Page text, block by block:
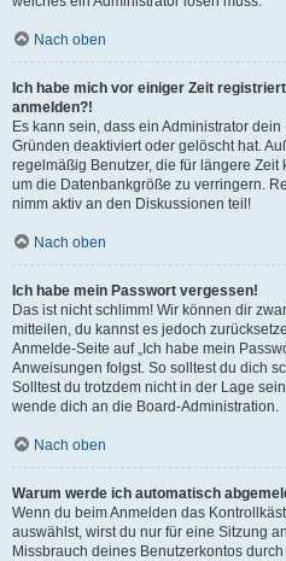
Nach oben
Ich habe mich vor einiger Zeit
anmelden?!
Es kann sein, dass ein Administrator
Gründen deaktiviert oder gelöscht hat.
regelmäßig Benutzer, die für längere
um die Datenbankgröße zu verringern.
nimm aktiv an den Diskussionen teil!
Nach oben
Ich habe mein Passwort vergessen!
Das ist nicht schlimm! Wir können dir
mitteilen, du kannst es jedoch
Anmelde-Seite auf „Ich habe mein
Anweisungen folgst. So solltest du dich
Solltest du trotzdem nicht in der Lage
wende dich an die Board-Administration.
Nach oben
Warum werde ich automatisch
Wenn du beim Anmelden das
auswählst, wirst du nur für eine Sitzung
Missbrauch deines Benutzerkontos